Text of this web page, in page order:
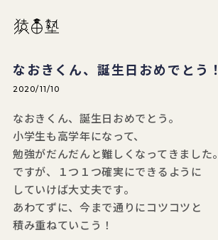
猿田塾
なおきくん、誕生日おめでとう！
2020/11/10
なおきくん、誕生日おめでとう。
小学生も高学年になって、
勉強がだんだんと難しくなってきました。
ですが、１つ１つ確実にできるように
していけば大丈夫です。
あわてずに、今まで通りにコツコツと
積み重ねていこう！